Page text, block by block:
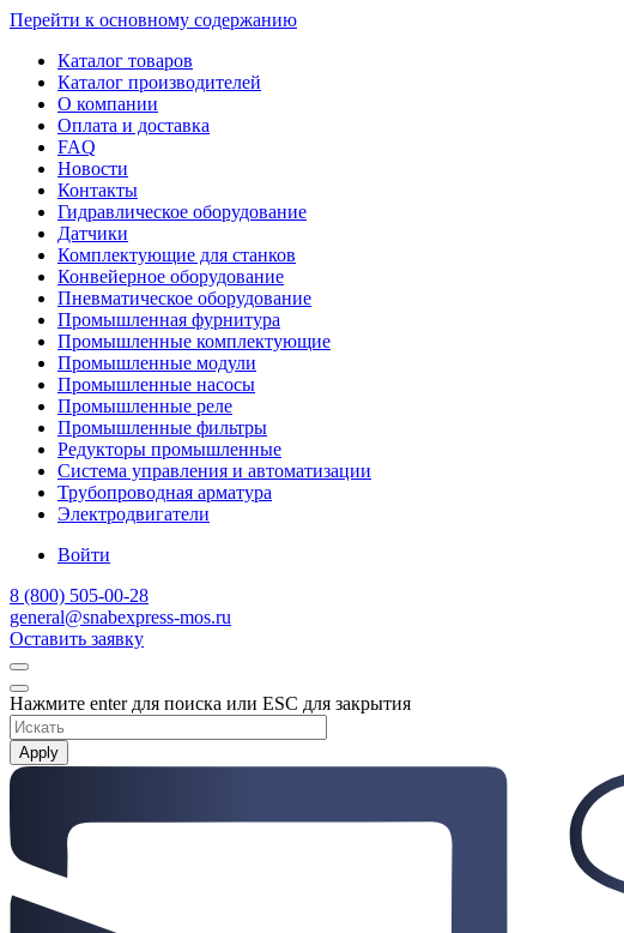
Перейти к основному содержанию
Каталог товаров
Каталог производителей
О компании
Оплата и доставка
FAQ
Новости
Контакты
Гидравлическое оборудование
Датчики
Комплектующие для станков
Конвейерное оборудование
Пневматическое оборудование
Промышленная фурнитура
Промышленные комплектующие
Промышленные модули
Промышленные насосы
Промышленные реле
Промышленные фильтры
Редукторы промышленные
Система управления и автоматизации
Трубопроводная арматура
Электродвигатели
Войти
8 (800) 505-00-28
general@snabexpress-mos.ru
Оставить заявку
Нажмите enter для поиска или ESC для закрытия
Apply